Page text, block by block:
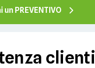
un PREVENTIVO
clienti